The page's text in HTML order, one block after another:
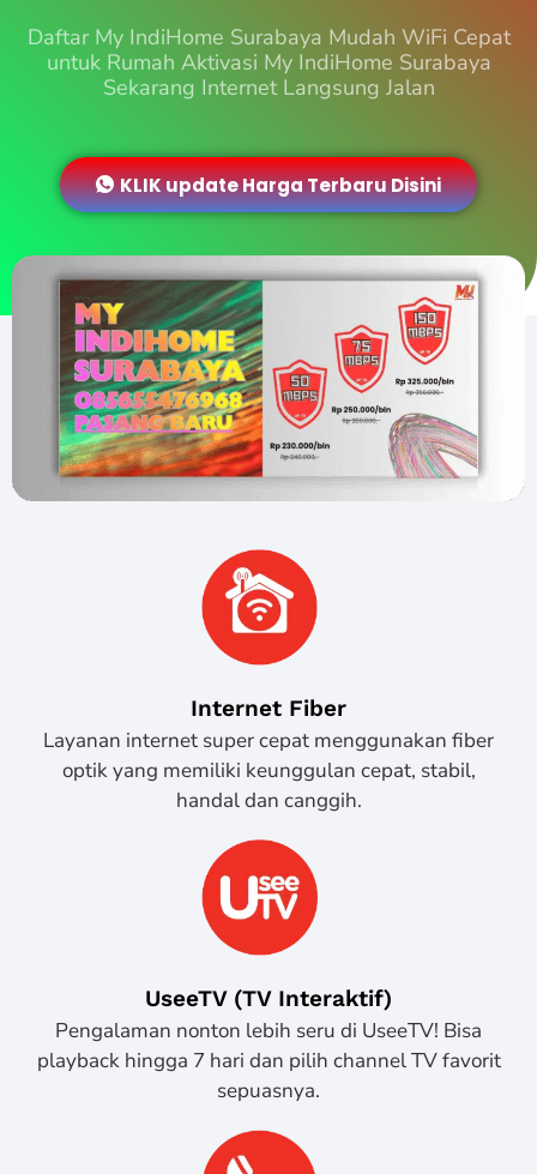
Daftar My IndiHome Surabaya Mudah WiFi Cepat
untuk Rumah Aktivasi My IndiHome Surabaya
Sekarang Internet Langsung Jalan
KLIK update Harga Terbaru Disini
Internet Fiber
Layanan internet super cepat menggunakan fiber
optik yang memiliki keunggulan cepat, stabil,
handal dan canggih.
UseeTV (TV Interaktif)
Pengalaman nonton lebih seru di UseeTV! Bisa
playback hingga 7 hari dan pilih channel TV favorit
sepuasnya.